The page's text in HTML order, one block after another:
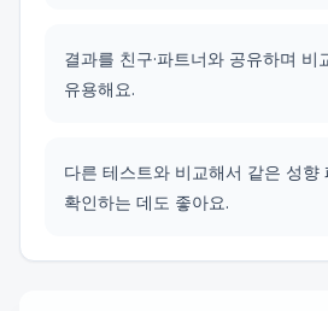
결과를 친구·파트너와 공유하며 비
유용해요.
다른 테스트와 비교해서 같은 성향
확인하는 데도 좋아요.